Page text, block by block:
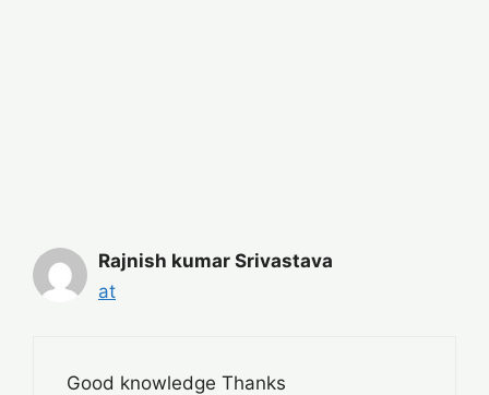
Rajnish kumar Srivastava
at
Good knowledge Thanks